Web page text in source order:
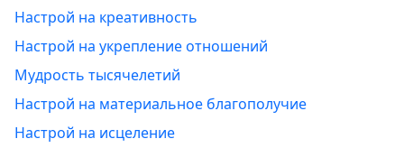
Настрой на креативность
Настрой на укрепление отношений
Мудрость тысячелетий
Настрой на материальное благополучие
Настрой на исцеление